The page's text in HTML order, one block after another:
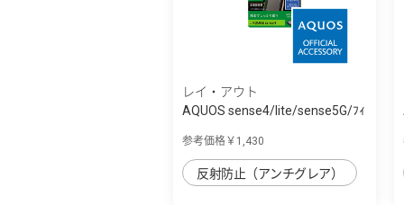
レイ・アウト
AQUOS sense4/lite/sense5G/ﾌｨ
参考価格￥1,430
反射防止（アンチグレア）